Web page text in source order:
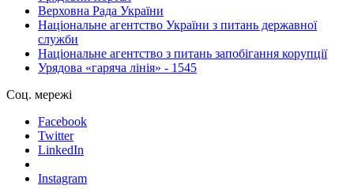
Верховна Рада України
Національне агентство України з питань державної
служби
Національне агентство з питань запобігання корупції
Урядова «гаряча лінія» - 1545
Соц. мережі
Facebook
Twitter
LinkedIn
Instagram